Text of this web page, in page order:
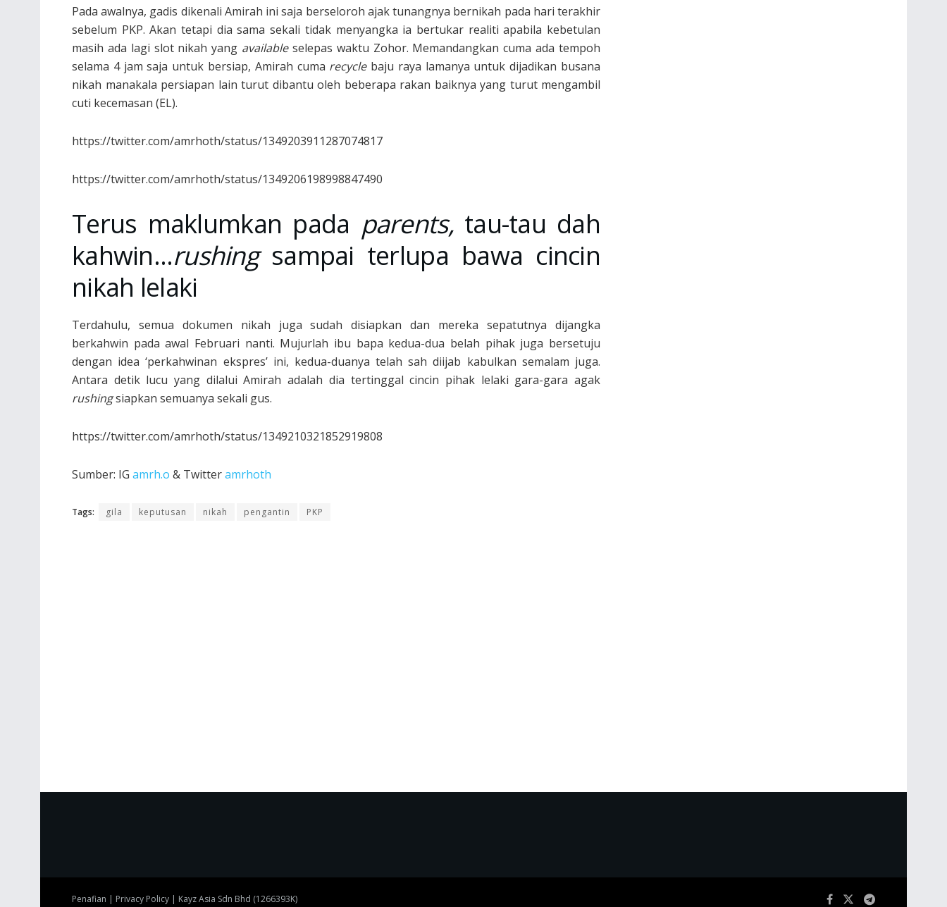
Pada awalnya, gadis dikenali Amirah ini saja berseloroh ajak tunangnya bernikah pada hari terakhir
sebelum PKP. Akan tetapi dia sama sekali tidak menyangka ia bertukar realiti apabila kebetulan
masih ada lagi slot nikah yang available selepas waktu Zohor. Memandangkan cuma ada tempoh
selama 4 jam saja untuk bersiap, Amirah cuma recyclebaju raya lamanya untuk dijadikan busana
nikah manakala persiapan lain turut dibantu oleh beberapa rakan baiknya yang turut mengambil
cuti kecemasan (EL).
https://twitter.com/amrhoth/status/1349203911287074817
https://twitter.com/amrhoth/status/1349206198998847490
Terus maklumkan pada parents, tau-tau dah
kahwin…rushingsampai terlupa bawa cincin
nikah lelaki
Terdahulu, semua dokumen nikah juga sudah disiapkan dan mereka sepatutnya dijangka
berkahwin pada awal Februari nanti. Mujurlah ibu bapa kedua-dua belah pihak juga bersetuju
dengan idea ‘perkahwinan ekspres’ ini, kedua-duanya telah sah diijab kabulkan semalam juga.
Antara detik lucu yang dilalui Amirah adalah dia tertinggal cincin pihak lelaki gara-gara agak
rushingsiapkan semuanya sekali gus.
https://twitter.com/amrhoth/status/1349210321852919808
Sumber: IG amrh.o & Twitteramrhoth
Tags: gila keputusan nikah pengantin PKP
Penafian | Privacy Policy | Kayz Asia Sdn Bhd (1266393K)